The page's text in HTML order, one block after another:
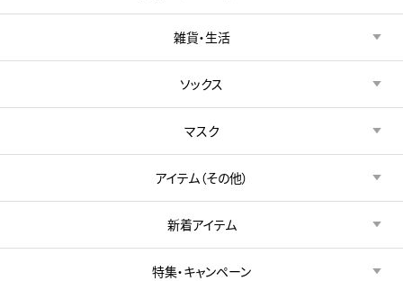
雑貨・生活
ソックス
マスク
アイテム（その他）
新着アイテム
特集・キャンペーン